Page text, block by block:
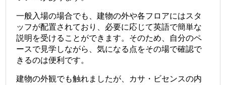
一般入場の場合でも、建物の外や各フロアにはスタ
ッフが配置されており、必要に応じて英語で簡単な
説明を受けることができます。そのため、自分のペ
ースで見学しながら、気になる点をその場で確認で
きるのは便利です。
建物の外観でも触れましたが、カサ・ビセンスの内